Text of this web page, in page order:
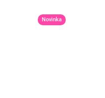
Novinka